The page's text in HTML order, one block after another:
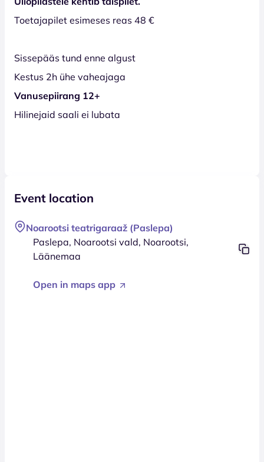
Toetajapilet esimeses reas 48 €
Sissepääs tund enne algust
Kestus 2h ühe vaheajaga
Vanusepiirang 12+
Hilinejaid saali ei lubata
Event location
Noarootsi teatrigaraaž (Paslepa)
Paslepa, Noarootsi vald, Noarootsi,
Läänemaa
Open in maps app